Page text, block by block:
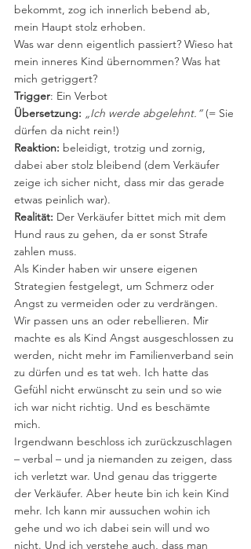
bekommt, zog ich innerlich bebend ab,
mein Haupt stolz erhoben.
Was war denn eigentlich passiert? Wieso hat
mein inneres Kind übernommen? Was hat
mich getriggert?
Trigger: Ein Verbot
Übersetzung: „Ich werde abgelehnt.“ (= Sie
dürfen da nicht rein!)
Reaktion: beleidigt, trotzig und zornig,
dabei aber stolz bleibend (dem Verkäufer
zeige ich sicher nicht, dass mir das gerade
etwas peinlich war).
Realität: Der Verkäufer bittet mich mit dem
Hund raus zu gehen, da er sonst Strafe
zahlen muss.
Als Kinder haben wir unsere eigenen
Strategien festgelegt, um Schmerz oder
Angst zu vermeiden oder zu verdrängen.
Wir passen uns an oder rebellieren. Mir
machte es als Kind Angst ausgeschlossen zu
werden, nicht mehr im Familienverband sein
zu dürfen und es tat weh. Ich hatte das
Gefühl nicht erwünscht zu sein und so wie
ich war nicht richtig. Und es beschämte
mich.
Irgendwann beschloss ich zurückzuschlagen
– verbal – und ja niemanden zu zeigen, dass
ich verletzt war. Und genau das triggerte
der Verkäufer. Aber heute bin ich kein Kind
mehr. Ich kann mir aussuchen wohin ich
gehe und wo ich dabei sein will und wo
nicht. Und ich verstehe auch, dass man